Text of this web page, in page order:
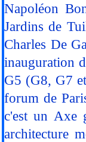
Napoléon
Jardins de
Charles De
inauguration
G5 (G8, G7
forum de
c'est un Axe
architecture